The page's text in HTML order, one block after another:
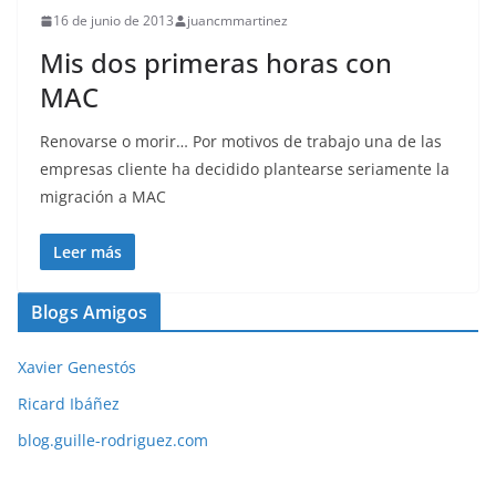
16 de junio de 2013 juancmmartinez
Mis dos primeras horas con
MAC
Renovarse o morir… Por motivos de trabajo una de las
empresas cliente ha decidido plantearse seriamente la
migración a MAC
Leer más
Blogs Amigos
Xavier Genestós
Ricard Ibáñez
blog.guille-rodriguez.com